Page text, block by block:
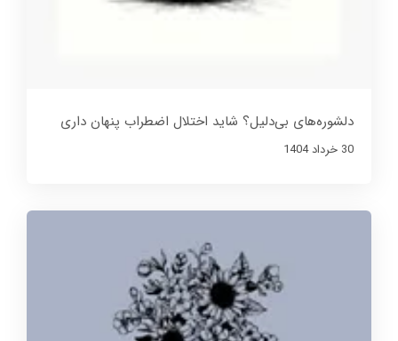
دلشوره‌های بی‌دلیل؟ شاید اختلال اضطراب پنهان داری
30 خرداد 1404